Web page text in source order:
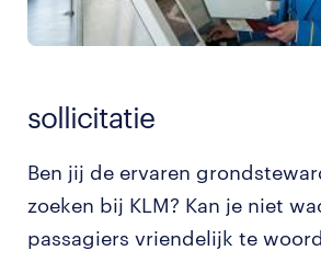
sollicitatie
Ben jij de ervaren
zoeken bij KLM? Kan je niet
passagiers vriendelijk te